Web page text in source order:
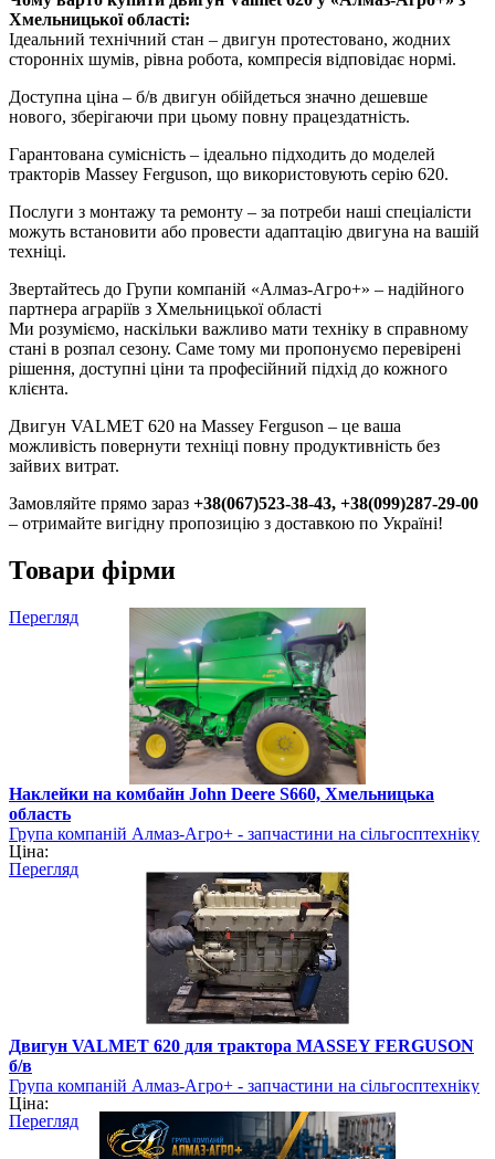
Хмельницької області:
Ідеальний технічний стан – двигун протестовано, жодних
сторонніх шумів, рівна робота, компресія відповідає нормі.
Доступна ціна – б/в двигун обійдеться значно дешевше
нового, зберігаючи при цьому повну працездатність.
Гарантована сумісність – ідеально підходить до моделей
тракторів Massey Ferguson, що використовують серію 620.
Послуги з монтажу та ремонту – за потреби наші спеціалісти
можуть встановити або провести адаптацію двигуна на вашій
техніці.
Звертайтесь до Групи компаній «Алмаз-Агро+» – надійного
партнера аграріїв з Хмельницької області
Ми розуміємо, наскільки важливо мати техніку в справному
стані в розпал сезону. Саме тому ми пропонуємо перевірені
рішення, доступні ціни та професійний підхід до кожного
клієнта.
Двигун VALMET 620 на Massey Ferguson – це ваша
можливість повернути техніці повну продуктивність без
зайвих витрат.
Замовляйте прямо зараз +38(067)523-38-43, +38(099)287-29-00
– отримайте вигідну пропозицію з доставкою по Україні!
Товари фірми
Перегляд
Наклейки на комбайн John Deere S660, Хмельницька
область
Група компаній Алмаз-Агро+ - запчастини на сільгосптехніку
Ціна:
Перегляд
Двигун VALMET 620 для трактора MASSEY FERGUSON
б/в
Група компаній Алмаз-Агро+ - запчастини на сільгосптехніку
Ціна:
Перегляд